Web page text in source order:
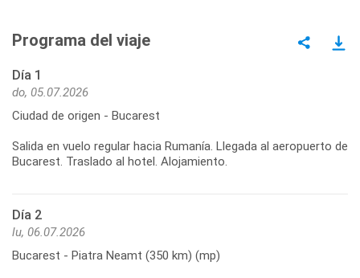
Programa del viaje
Día 1
do, 05.07.2026
Ciudad de origen - Bucarest
Salida en vuelo regular hacia Rumanía. Llegada al aeropuerto de
Bucarest. Traslado al hotel. Alojamiento.
Día 2
lu, 06.07.2026
Bucarest - Piatra Neamt (350 km) (mp)